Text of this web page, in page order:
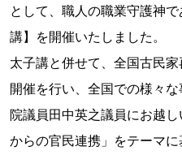
として、職人の職業守護神
講】を開催いたしました。
太子講と併せて、全国古民
開催を行い、全国での様々
院議員田中英之議員にお越
からの官民連携」をテーマに